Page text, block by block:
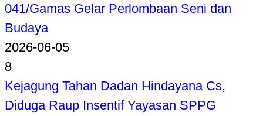
041/Gamas Gelar Perlombaan Seni dan
Budaya
2026-06-05
8
Kejagung Tahan Dadan Hindayana Cs,
Diduga Raup Insentif Yayasan SPPG